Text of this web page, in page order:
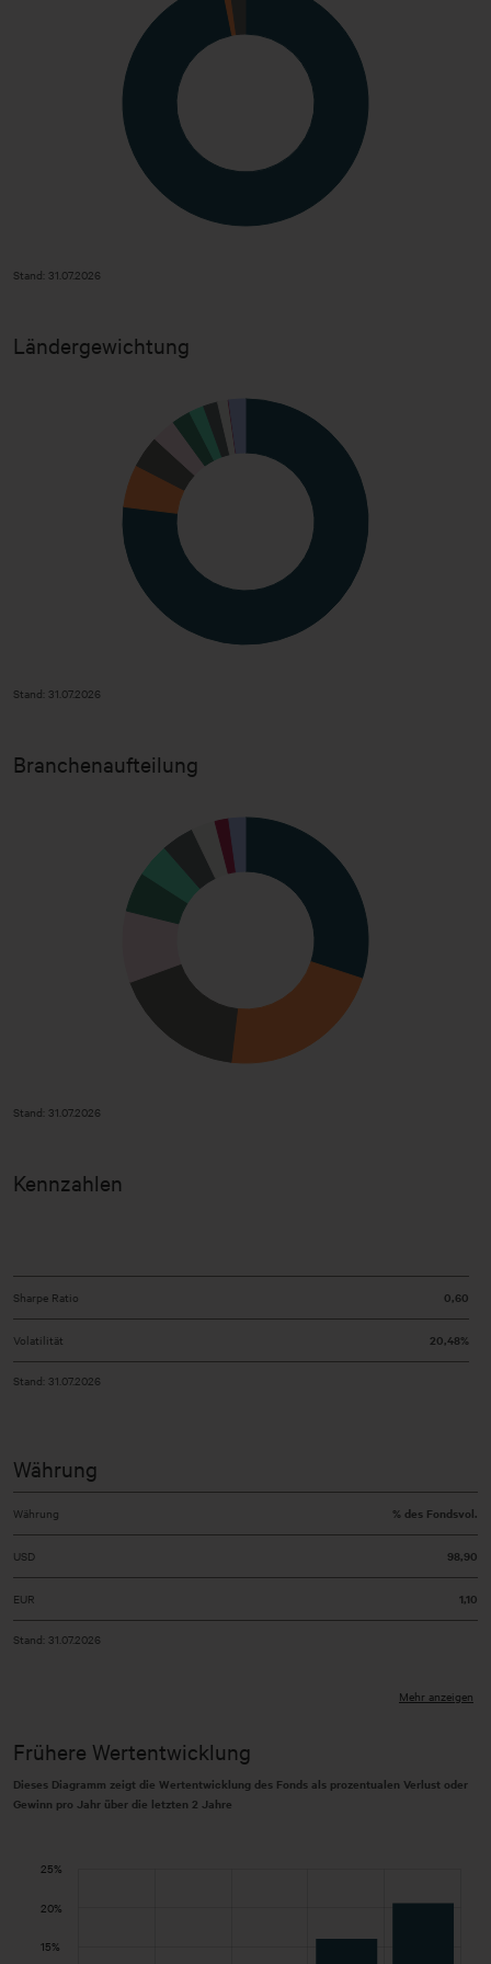
Stand: 31.07.2026
Ländergewichtung
Stand: 31.07.2026
Branchenaufteilung
Stand: 31.07.2026
Kennzahlen
Sharpe Ratio 0,60
Volatilität 20,48%
Stand: 31.07.2026
Währung
Währung % des Fondsvol.
USD 98,90
EUR 1,10
Stand: 31.07.2026
Mehr anzeigen
Frühere Wertentwicklung
Dieses Diagramm zeigt die Wertentwicklung des Fonds als prozentualen Verlust oder
Gewinn pro Jahr über die letzten 2 Jahre
25%
20%
15%